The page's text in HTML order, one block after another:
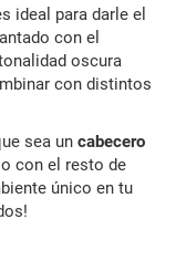
ideal para darle el
con el
oscura
con distintos
sea un cabecero
con el resto de
único en tu